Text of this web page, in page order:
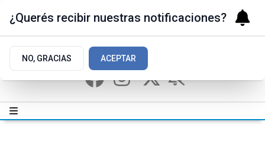
¿Querés recibir nuestras notificaciones?
NO, GRACIAS ACEPTAR